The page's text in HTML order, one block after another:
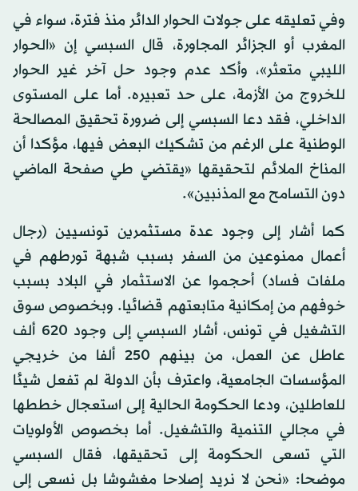
وفي تعليقه على جولات الحوار الدائر منذ فترة، سواء في
المغرب أو الجزائر المجاورة، قال السبسي إن «الحوار
الليبي متعثر»، وأكد عدم وجود حل آخر غير الحوار
للخروج من الأزمة، على حد تعبيره. أما على المستوى
الداخلي، فقد دعا السبسي إلى ضرورة تحقيق المصالحة
الوطنية على الرغم من تشكيك البعض فيها، مؤكدا أن
المناخ الملائم لتحقيقها «يقتضي طي صفحة الماضي
دون التسامح مع المذنبين».
كما أشار إلى وجود عدة مستثمرين تونسيين (رجال
أعمال ممنوعين من السفر بسبب شبهة تورطهم في
ملفات فساد) أحجموا عن الاستثمار في البلاد بسبب
خوفهم من إمكانية متابعتهم قضائيا. وبخصوص سوق
التشغيل في تونس، أشار السبسي إلى وجود 620 ألف
عاطل عن العمل، من بينهم 250 ألفا من خريجي
المؤسسات الجامعية، واعترف بأن الدولة لم تفعل شيئا
للعاطلين، ودعا الحكومة الحالية إلى استعجال خططها
في مجالي التنمية والتشغيل. أما بخصوص الأولويات
التي تسعى الحكومة إلى تحقيقها، فقال السبسي
موضحا: «نحن لا نريد إصلاحا مغشوشا بل نسعى إلى